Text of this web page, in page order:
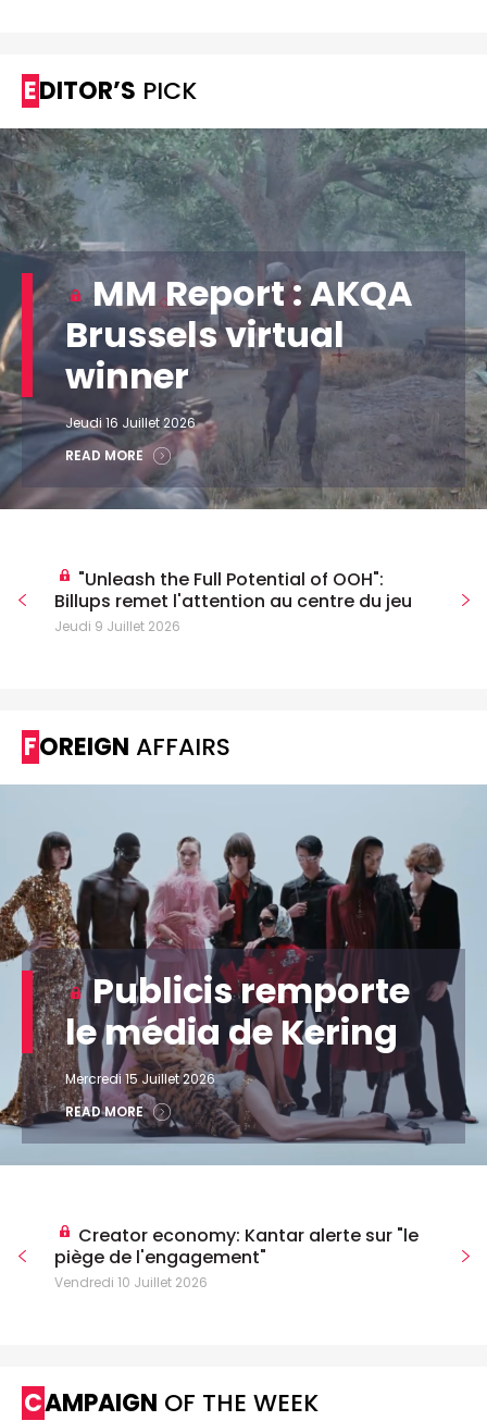
EDITOR’S PICK
MM Report : AKQA
Brussels virtual
winner
Jeudi 16 Juillet 2026
READ MORE
"Unleash the Full Potential of OOH":
Billups remet l'attention au centre du jeu
Jeudi 9 Juillet 2026
FOREIGN AFFAIRS
Publicis remporte
le média de Kering
Mercredi 15 Juillet 2026
READ MORE
Creator economy: Kantar alerte sur "le
piège de l'engagement"
Vendredi 10 Juillet 2026
CAMPAIGN OF THE WEEK